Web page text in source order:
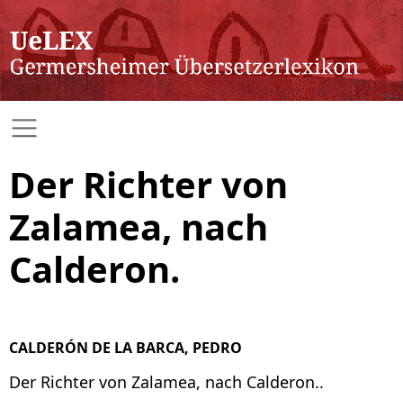
Der Richter von
Zalamea, nach
Calderon.
CALDERÓN DE LA BARCA, PEDRO
Der Richter von Zalamea, nach Calderon..